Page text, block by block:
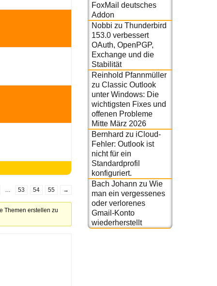
53 54 55 →
Themen erstellen zu
FoxMail deutsches
Addon
Nobbi zu Thunderbird
153.0 verbessert
OAuth, OpenPGP,
Exchange und die
Stabilität
Reinhold Pfannmüller
zu Classic Outlook
unter Windows: Die
wichtigsten Fixes und
offenen Probleme
Mitte März 2026
Bernhard zu iCloud-
Fehler: Outlook ist
nicht für ein
Standardprofil
konfiguriert.
Bach Johann zu Wie
man ein vergessenes
oder verlorenes
Gmail-Konto
wiederherstellt